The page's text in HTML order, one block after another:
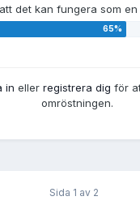
det kan fungera som
in eller registrera dig för
omröstningen.
Sida 1 av 2